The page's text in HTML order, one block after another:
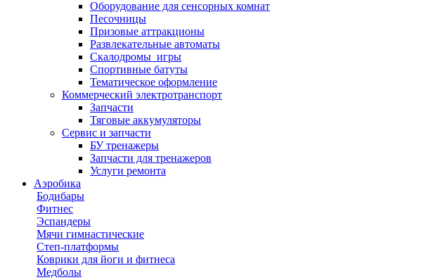
Оборудование для сенсорных комнат
Песочницы
Призовые аттракционы
Развлекательные автоматы
Скалодромы_игры
Спортивные батуты
Тематическое оформление
Коммерческий электротранспорт
Запчасти
Тяговые аккумуляторы
Сервис и запчасти
БУ тренажеры
Запчасти для тренажеров
Услуги ремонта
Аэробика
Бодибары
Фитнес
Эспандеры
Мячи гимнастические
Степ-платформы
Коврики для йоги и фитнеса
Медболы